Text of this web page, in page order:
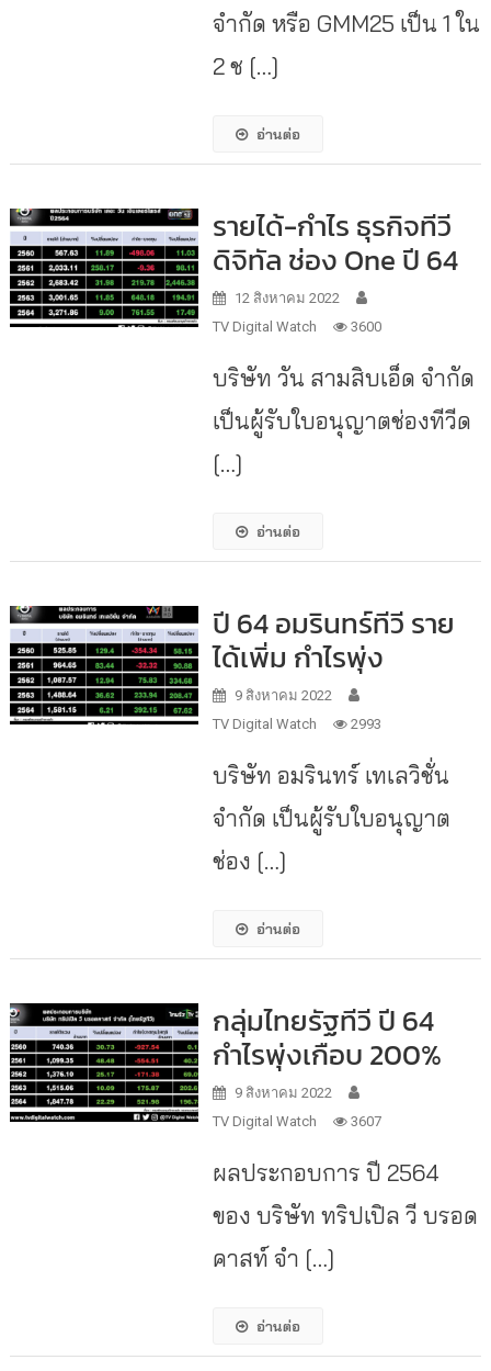
จำกัด หรือ GMM25 เป็น 1 ใน
2 ช […]
อ่านต่อ
รายได้-กำไร ธุรกิจทีวี
ดิจิทัล ช่อง One ปี 64
12 สิงหาคม 2022
TV Digital Watch
3600
บริษัท วัน สามสิบเอ็ด จำกัด
เป็นผู้รับใบอนุญาตช่องทีวีด
[…]
อ่านต่อ
ปี 64 อมรินทร์ทีวี ราย
ได้เพิ่ม กำไรพุ่ง
9 สิงหาคม 2022
TV Digital Watch
2993
บริษัท อมรินทร์ เทเลวิชั่น
จำกัด เป็นผู้รับใบอนุญาต
ช่อง […]
อ่านต่อ
กลุ่มไทยรัฐทีวี ปี 64
กำไรพุ่งเกือบ 200%
9 สิงหาคม 2022
TV Digital Watch
3607
ผลประกอบการ ปี 2564
ของ บริษัท ทริปเปิล วี บรอด
คาสท์ จำ […]
อ่านต่อ